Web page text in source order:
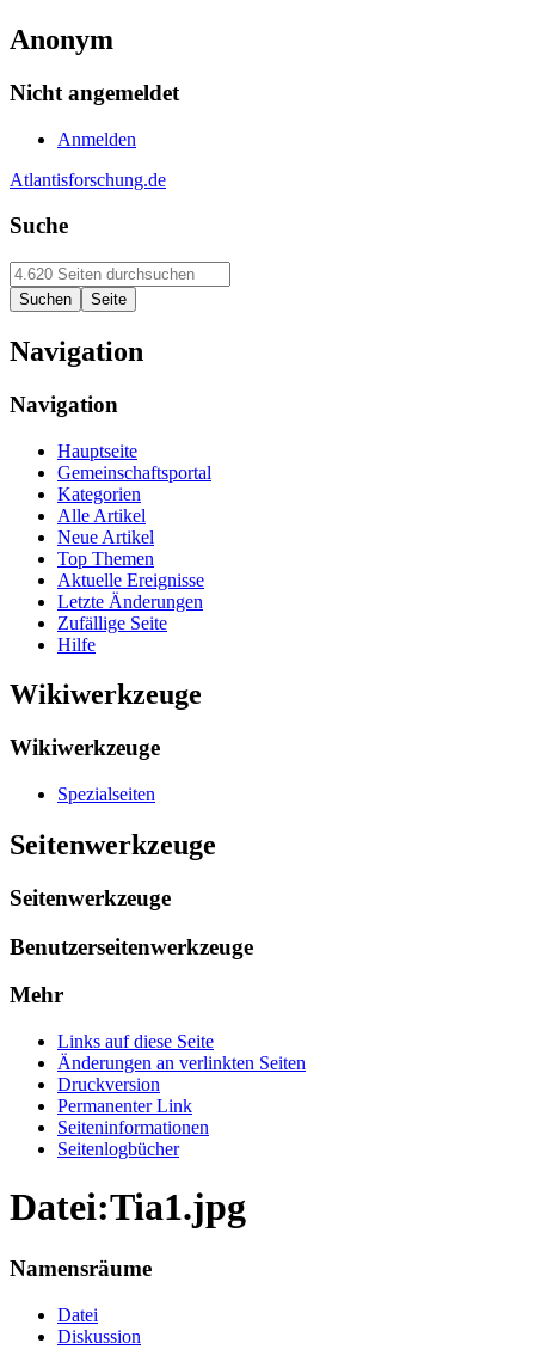
Anonym
Nicht angemeldet
Anmelden
Atlantisforschung.de
Suche
Navigation
Navigation
Hauptseite
Gemeinschaftsportal
Kategorien
Alle Artikel
Neue Artikel
Top Themen
Aktuelle Ereignisse
Letzte Änderungen
Zufällige Seite
Hilfe
Wikiwerkzeuge
Wikiwerkzeuge
Spezialseiten
Seitenwerkzeuge
Seitenwerkzeuge
Benutzerseitenwerkzeuge
Mehr
Links auf diese Seite
Änderungen an verlinkten Seiten
Druckversion
Permanenter Link
Seiten­informationen
Seitenlogbücher
Datei:Tia1.jpg
Namensräume
Datei
Diskussion